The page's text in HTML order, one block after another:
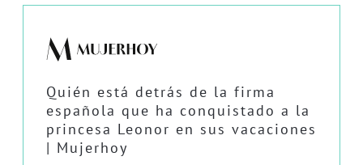
Quién está detrás de la firma
española que ha conquistado a la
princesa Leonor en sus vacaciones
| Mujerhoy